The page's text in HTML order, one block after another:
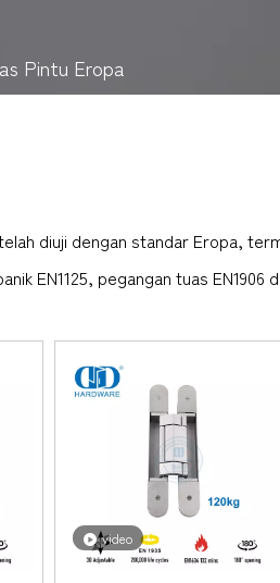
Pintu Eropa
diuji dengan standar Eropa,
EN1125, pegangan tuas
video